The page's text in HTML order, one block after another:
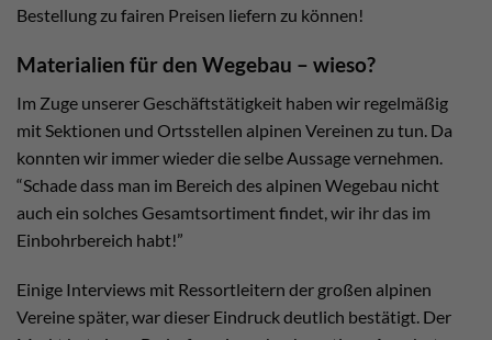
Bestellung zu fairen Preisen liefern zu können!
Materialien für den Wegebau – wieso?
Im Zuge unserer Geschäftstätigkeit haben wir regelmäßig
mit Sektionen und Ortsstellen alpinen Vereinen zu tun. Da
konnten wir immer wieder die selbe Aussage vernehmen.
“Schade dass man im Bereich des alpinen Wegebau nicht
auch ein solches Gesamtsortiment findet, wir ihr das im
Einbohrbereich habt!”
Einige Interviews mit Ressortleitern der großen alpinen
Vereine später, war dieser Eindruck deutlich bestätigt. Der